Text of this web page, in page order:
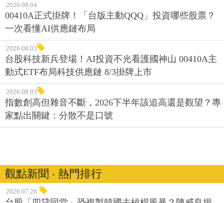
2026.08.04
00410A正式掛牌！「台版主動QQQ」投資哪些股票？
一次看懂AI供應鏈布局
2026.08.03
台股科技新兵登場！AI投資不光看護國神山 00410A主
動式ETF布局科技供應鏈 8/3掛牌上市
2026.08.03
指數創高但雜音不斷，2026下半年該追高還是觀望？專
家點出關鍵：分散不是口號
觀點新聞 ‧ 熱門排行
2026.07.28